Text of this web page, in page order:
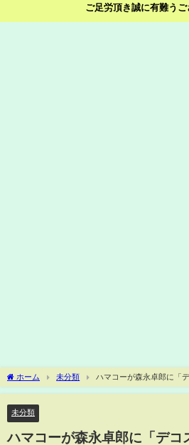
ご足労頂き誠に有難うご
ホーム 未分類 ハマコーが森永卓郎に「
未分類
ハマコーが森永卓郎に「デコ